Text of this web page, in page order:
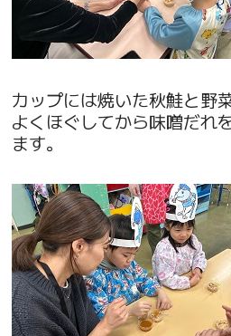
カップには焼いた秋鮭と野
よくほぐしてから味噌だれ
ます。